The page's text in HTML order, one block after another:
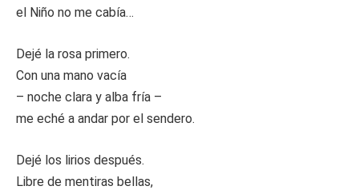
el Niño no me cabía…
Dejé la rosa primero.
Con una mano vacía
– noche clara y alba fría –
me eché a andar por el sendero.
Dejé los lirios después.
Libre de mentiras bellas,